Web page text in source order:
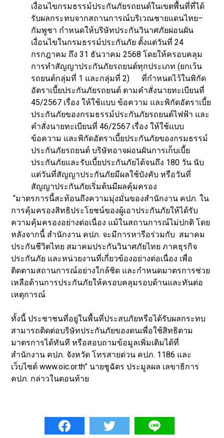
เงื่อนไขกรมธรรม์ประกันภัยรถยนต์ในเขตพื้นที่ที่ได้
รับผลกระทบจากสถานการณ์บริเวณชายแดนไทย–
กัมพูชา กำหนดให้บริษัทประกันวินาศภัยผ่อนผัน
เงื่อนไขในกรมธรรม์ประกันภัย ตั้งแต่วันที่ 24
กรกฎาคม ถึง 31 ธันวาคม 2568 โดยให้ครอบคลุม
การทำสัญญาประกันภัยรถยนต์ทุกประเภท (ยกเว้น
รถยนต์กลุ่มที่ 1 และกลุ่มที่ 2) ที่กำหนดไว้ในพิกัด
อัตราเบี้ยประกันภัยรถยนต์ ตามคำสั่งนายทะเบียนที่
45/2567 เรื่อง ให้ใช้แบบ ข้อความ และพิกัดอัตราเบี้ย
ประกันภัยของกรมธรรม์ประกันภัยรถยนต์ไฟฟ้า และ
คำสั่งนายทะเบียนที่ 46/2567 เรื่อง ให้ใช้แบบ
ข้อความ และพิกัดอัตราเบี้ยประกันภัยของกรมธรรม์
ประกันภัยรถยนต์ บริษัทอาจผ่อนผันการเก็บเบี้ย
ประกันภัยและรับเบี้ยประกันภัยได้จนถึง 180 วัน นับ
แต่วันที่สัญญาประกันภัยมีผลใช้บังคับ หรือวันที่
สัญญาประกันภัยเริ่มต้นมีผลคุ้มครอง
“มาตรการนี้สะท้อนถึงความมุ่งมั่นของสำนักงาน คปภ. ใน
การคุ้มครองสิทธิประโยชน์ของผู้เอาประกันภัยให้ได้รับ
ความคุ้มครองอย่างต่อเนื่อง แม้ในสถานการณ์ไม่ปกติ โดย
หลังจากนี้ สำนักงาน คปภ. จะมีการหารือร่วมกับ สมาคม
ประกันชีวิตไทย สมาคมประกันวินาศภัยไทย ภาคธุรกิจ
ประกันภัย และหน่วยงานที่เกี่ยวข้องอย่างต่อเนื่อง เพื่อ
ติดตามสถานการณ์อย่างใกล้ชิด และกำหนดมาตรการช่วย
เหลือด้านการประกันภัยให้ครอบคลุมรอบด้านและทันต่อ
เหตุการณ์
ทั้งนี้ ประชาชนที่อยู่ในพื้นที่ประสบภัยหรือได้รับผลกระทบ
สามารถติดต่อบริษัทประกันภัยของตนเพื่อใช้สิทธิตาม
มาตรการได้ทันที หรือสอบถามข้อมูลเพิ่มเติมได้ที่
สำนักงาน คปภ. จังหวัด โทรสายด่วน คปภ. 1186 และ
เว็บไซต์ www.oic.or.th” นายชูฉัตร ประมูลผล เลขาธิการ
คปภ. กล่าวในตอนท้าย